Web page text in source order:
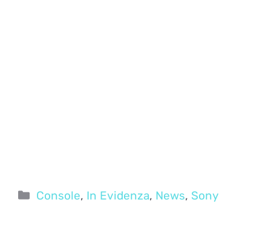
Categorie
Console, In Evidenza, News, Sony